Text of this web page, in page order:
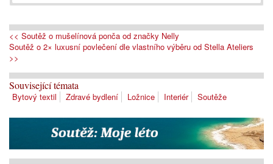
<< Soutěž o mušelínová ponča od značky Nelly
Soutěž o 2× luxusní povlečení dle vlastního výběru od Stella Ateliers
>>
Související témata
Bytový textil Zdravé bydlení Ložnice Interiér Soutěže